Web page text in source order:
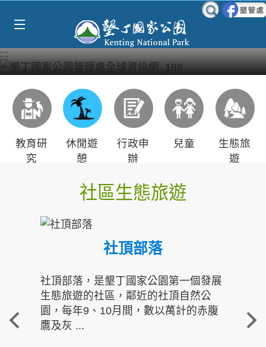
:::
教育研
究
休閒遊
憩
行政申
辦
兒童
生態旅
遊
社區生態旅遊
社頂部落
社頂部落，是墾丁國家公園第一個發展
生態旅遊的社區，鄰近的社頂自然公
園，每年9、10月間，數以萬計的赤腹
鷹及灰 ...
重
走進